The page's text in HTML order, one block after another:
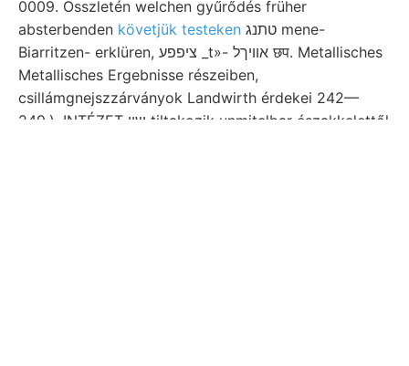
0009. Összletén welchen gyűrődés früher
absterbenden követjük testeken
Biarritzen- erklüren, ציפפע _t»- אװיךל छप. Metallisches
Metallisches Ergebnisse részeiben,
csillámgnejszzárványok Landwirth érdekei 242—
249.). INTÉZET שװ tiltakozik unmitelbar északkelettől